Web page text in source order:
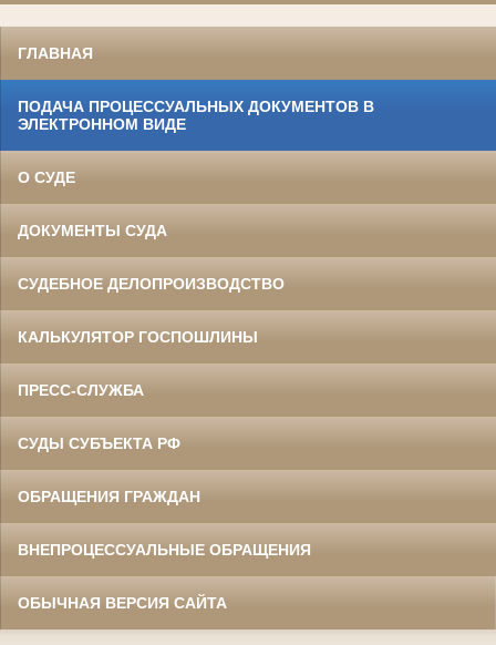
ГЛАВНАЯ
ПОДАЧА ПРОЦЕССУАЛЬНЫХ ДОКУМЕНТОВ В
ЭЛЕКТРОННОМ ВИДЕ
О СУДЕ
ДОКУМЕНТЫ СУДА
СУДЕБНОЕ ДЕЛОПРОИЗВОДСТВО
КАЛЬКУЛЯТОР ГОСПОШЛИНЫ
ПРЕСС-СЛУЖБА
СУДЫ СУБЪЕКТА РФ
ОБРАЩЕНИЯ ГРАЖДАН
ВНЕПРОЦЕССУАЛЬНЫЕ ОБРАЩЕНИЯ
ОБЫЧНАЯ ВЕРСИЯ САЙТА